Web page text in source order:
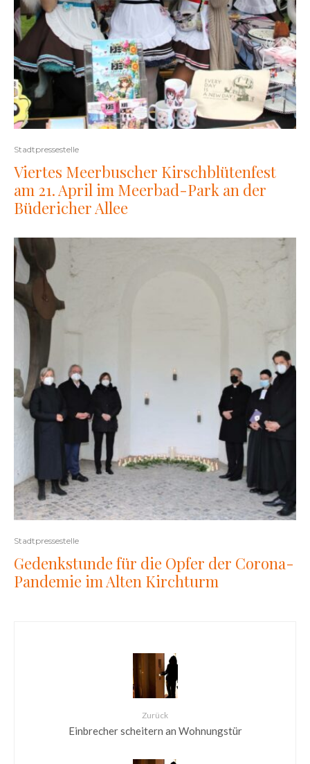
Stadtpressestelle
Viertes Meerbuscher Kirschblütenfest
am 21. April im Meerbad-Park an der
Büdericher Allee
Stadtpressestelle
Gedenkstunde für die Opfer der Corona-
Pandemie im Alten Kirchturm
Zurück
Einbrecher scheitern an Wohnungstür